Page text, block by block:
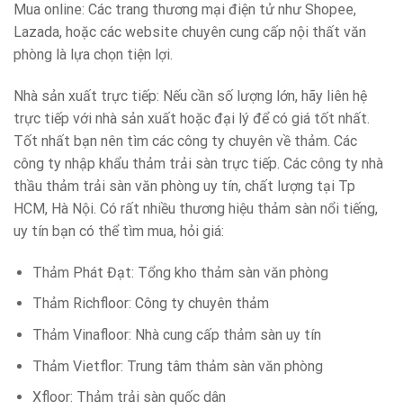
Mua online: Các trang thương mại điện tử như Shopee,
Lazada, hoặc các website chuyên cung cấp nội thất văn
phòng là lựa chọn tiện lợi.
Nhà sản xuất trực tiếp: Nếu cần số lượng lớn, hãy liên hệ
trực tiếp với nhà sản xuất hoặc đại lý để có giá tốt nhất.
Tốt nhất bạn nên tìm các công ty chuyên về thảm. Các
công ty nhập khẩu thảm trải sàn trực tiếp. Các công ty nhà
thầu thảm trải sàn văn phòng uy tín, chất lượng tại Tp
HCM, Hà Nội. Có rất nhiều thương hiệu thảm sàn nổi tiếng,
uy tín bạn có thể tìm mua, hỏi giá:
Thảm Phát Đạt: Tổng kho thảm sàn văn phòng
Thảm Richfloor: Công ty chuyên thảm
Thảm Vinafloor: Nhà cung cấp thảm sàn uy tín
Thảm Vietflor: Trung tâm thảm sàn văn phòng
Xfloor: Thảm trải sàn quốc dân